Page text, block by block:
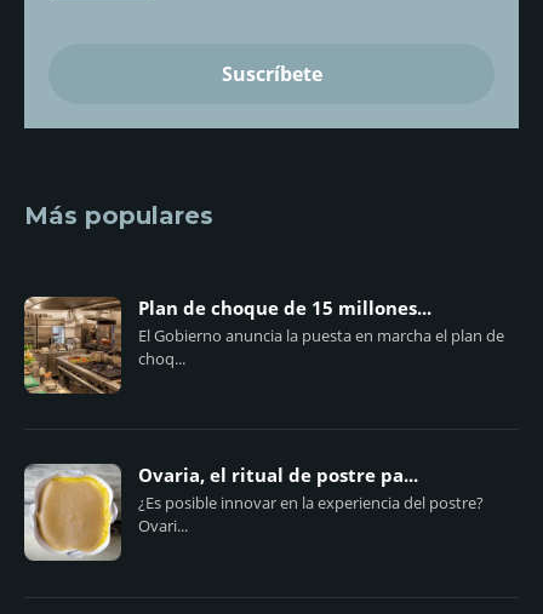
Más populares
Plan de choque de 15 millones...
El Gobierno anuncia la puesta en marcha el plan de
choq...
Ovaria, el ritual de postre pa...
¿Es posible innovar en la experiencia del postre?
Ovari...